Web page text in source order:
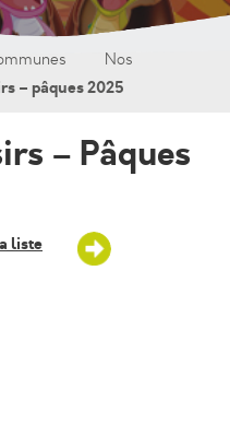
Nos
– pâques 2025
– Pâques
liste